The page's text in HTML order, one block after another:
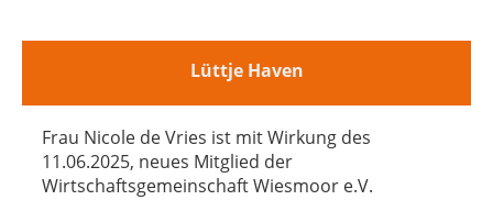
Lüttje Haven
Frau Nicole de Vries ist mit Wirkung des
11.06.2025, neues Mitglied der
Wirtschaftsgemeinschaft Wiesmoor e.V.